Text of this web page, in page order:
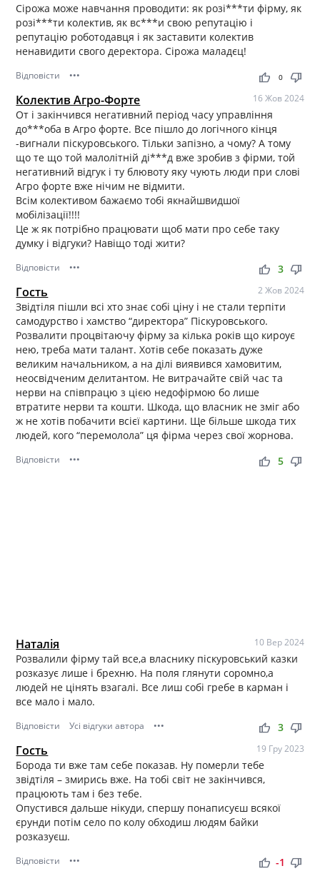
Сірожа може навчання проводити: як розі***ти фірму, як
розі***ти колектив, як вс***и свою репутацію і
репутацію роботодавця і як заставити колектив
ненавидити свого деректора. Сірожа маладєц!
Відповісти ••• thumb_up thumb_down
0
Колектив Агро-Форте 16 Жов 2024
От і закінчився негативний період часу управління
до***оба в Агро форте. Все пішло до логічного кінця
-вигнали піскуровського. Тільки запізно, а чому? А тому
що те що той малолітній ді***д вже зробив з фірми, той
негативний відгук і ту блювоту яку чують люди при слові
Агро форте вже нічим не відмити.
Всім колективом бажаємо тобі якнайшвидшої
мобілізації!!!!
Це ж як потрібно працювати щоб мати про себе таку
думку і відгуки? Навіщо тоді жити?
Відповісти ••• thumb_up thumb_down
3
Гость 2 Жов 2024
Звідтіля пішли всі хто знає собі ціну і не стали терпіти
самодурство і хамство “директора” Піскуровського.
Розвалити процвітаючу фірму за кілька років що кироує
нею, треба мати талант. Хотів себе показать дуже
великим начальником, а на ділі виявився хамовитим,
неосвідченим делитантом. Не витрачайте свій час та
нерви на співпрацю з цією недофірмою бо лише
втратите нерви та кошти. Шкода, що власник не зміг або
ж не хотів побачити всієї картини. Ще більше шкода тих
людей, кого “перемолола” ця фірма через свої жорнова.
Відповісти ••• thumb_up thumb_down
5
Наталія 10 Вер 2024
Розвалили фірму тай все,а власнику піскуровський казки
розказує лише і брехню. На поля глянути соромно,а
людей не цінять взагалі. Все лиш собі гребе в карман і
все мало і мало.
Відповісти Усі відгуки автора ••• thumb_up thumb_down
3
Гость 19 Гру 2023
Борода ти вже там себе показав. Ну померли тебе
звідтіля – змирись вже. На тобі світ не закінчився,
працюють там і без тебе.
Опустився дальше нікуди, спершу понаписуєш всякої
єрунди потім село по колу обходиш людям байки
розказуєш.
Відповісти ••• thumb_up thumb_down
-1